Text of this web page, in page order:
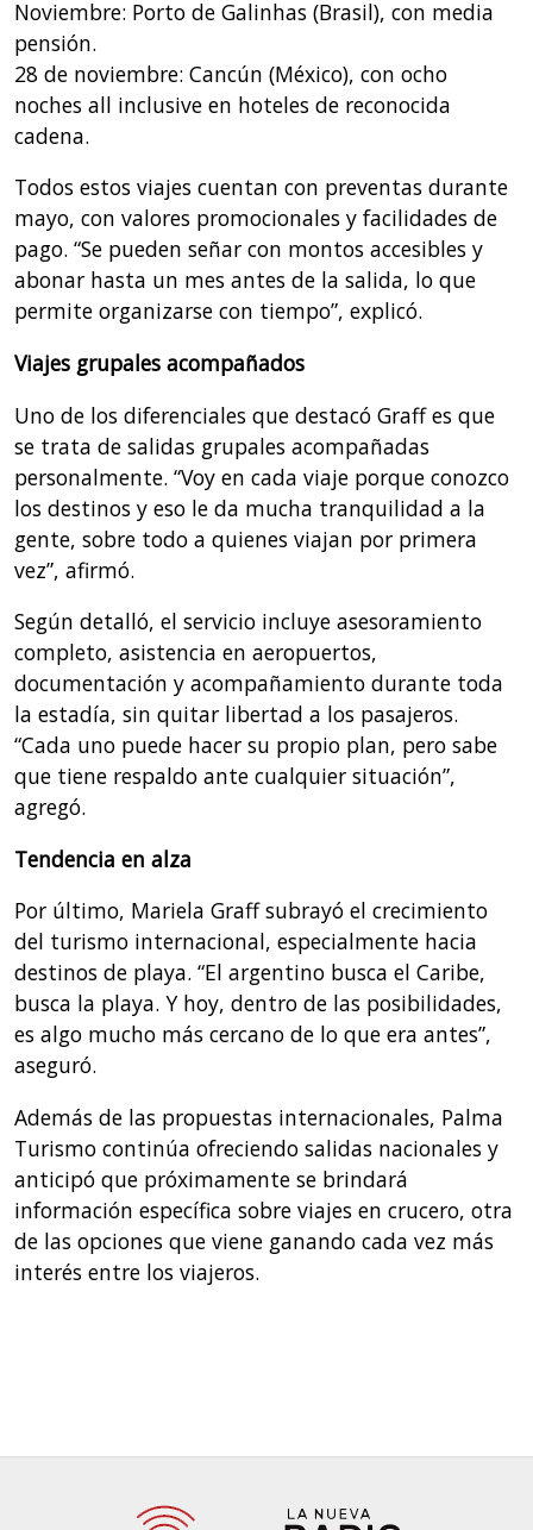
Noviembre: Porto de Galinhas (Brasil), con media
pensión.
28 de noviembre: Cancún (México), con ocho
noches all inclusive en hoteles de reconocida
cadena.
Todos estos viajes cuentan con preventas durante
mayo, con valores promocionales y facilidades de
pago. “Se pueden señar con montos accesibles y
abonar hasta un mes antes de la salida, lo que
permite organizarse con tiempo”, explicó.
Viajes grupales acompañados
Uno de los diferenciales que destacó Graff es que
se trata de salidas grupales acompañadas
personalmente. “Voy en cada viaje porque conozco
los destinos y eso le da mucha tranquilidad a la
gente, sobre todo a quienes viajan por primera
vez”, afirmó.
Según detalló, el servicio incluye asesoramiento
completo, asistencia en aeropuertos,
documentación y acompañamiento durante toda
la estadía, sin quitar libertad a los pasajeros.
“Cada uno puede hacer su propio plan, pero sabe
que tiene respaldo ante cualquier situación”,
agregó.
Tendencia en alza
Por último, Mariela Graff subrayó el crecimiento
del turismo internacional, especialmente hacia
destinos de playa. “El argentino busca el Caribe,
busca la playa. Y hoy, dentro de las posibilidades,
es algo mucho más cercano de lo que era antes”,
aseguró.
Además de las propuestas internacionales, Palma
Turismo continúa ofreciendo salidas nacionales y
anticipó que próximamente se brindará
información específica sobre viajes en crucero, otra
de las opciones que viene ganando cada vez más
interés entre los viajeros.